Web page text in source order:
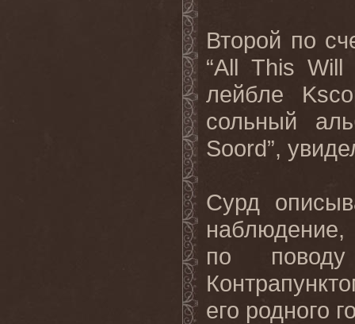
Второй по
“All This
лейбле
сольный
Soord”,
Сурд
наблюдение,
по поводу
его родного